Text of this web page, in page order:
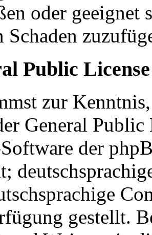
oder geeignet
Schaden
Public License
zur
General
der
gestellt.